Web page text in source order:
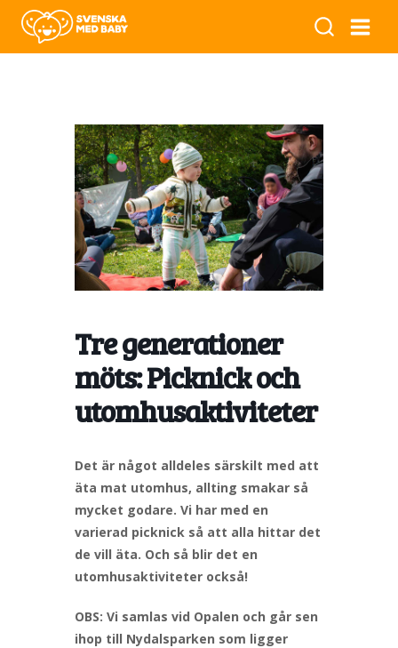
Tre generationer
möts: Picknick och
utomhusaktiviteter
Det är något alldeles särskilt med att
äta mat utomhus, allting smakar så
mycket godare. Vi har med en
varierad picknick så att alla hittar det
de vill äta. Och så blir det en
utomhusaktiviteter också!
OBS: Vi samlas vid Opalen och går sen
ihop till Nydalsparken som ligger